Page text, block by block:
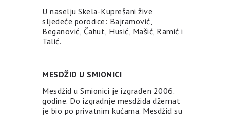
U naselju Skela-Kuprešani žive
sljedeće porodice: Bajramović,
Beganović, Čahut, Husić, Mašić, Ramić i
Talić.
MESDŽID U SMIONICI
Mesdžid u Smionici je izgrađen 2006.
godine. Do izgradnje mesdžida džemat
je bio po privatnim kućama. Mesdžid su